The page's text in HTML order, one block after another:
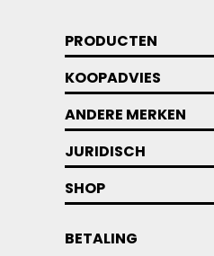
PRODUCTEN
KOOPADVIES
ANDERE MERKEN
JURIDISCH
SHOP
BETALING